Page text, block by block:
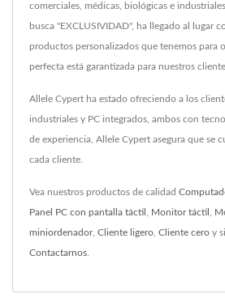
comerciales, médicas, biológicas e
busca "EXCLUSIVIDAD", ha llegado al lugar
productos personalizados que tenemos para
perfecta está garantizada para nuestros
Allele Cypert ha estado ofreciendo a los
industriales y PC integrados, ambos con
de experiencia, Allele Cypert asegura que se
cada cliente.
Vea nuestros productos de calidad
Panel PC con pantalla táctil Monitor táctil
miniordenador, Cliente ligero Cliente cero y
Contactarnos